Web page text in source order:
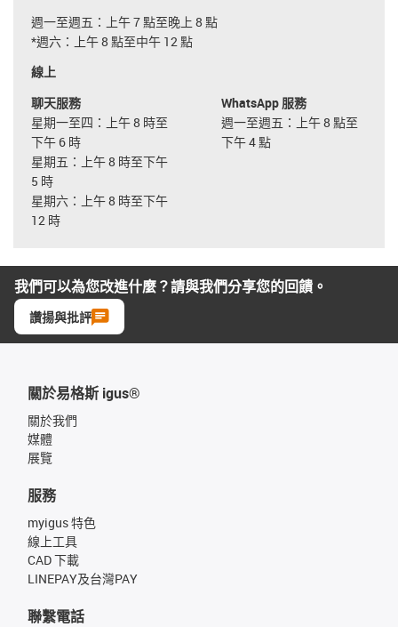
週一至週五：上午 7 點至晚上 8 點
*週六：上午 8 點至中午 12 點
線上
聊天服務
星期一至四：上午 8 時至
下午 6 時
星期五：上午 8 時至下午
5 時
星期六：上午 8 時至下午
12 時
WhatsApp 服務
週一至週五：上午 8 點至
下午 4 點
我們可以為您改進什麼？請與我們分享您的回饋。
讚揚與批評
關於易格斯 igus®
關於我們
媒體
展覽
服務
myigus 特色
線上工具
CAD 下載
LINEPAY及台灣PAY
聯繫電話